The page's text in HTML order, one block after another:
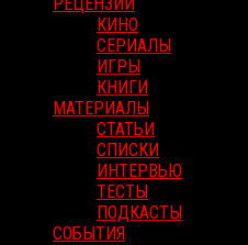
КИНО
СЕРИАЛЫ
ИГРЫ
КНИГИ
МАТЕРИАЛЫ
СТАТЬИ
СПИСКИ
ИНТЕРВЬЮ
ТЕСТЫ
ПОДКАСТЫ
СОБЫТИЯ